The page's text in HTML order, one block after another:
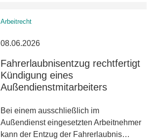
Arbeitrecht
08.06.2026
Fahrerlaubnisentzug rechtfertigt
Kündigung eines
Außendienstmitarbeiters
Bei einem ausschließlich im
Außendienst eingesetzten Arbeitnehmer
kann der Entzug der Fahrerlaubnis…